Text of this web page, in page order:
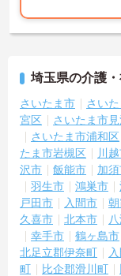
埼玉県の介護
さいたま市 さい
宮区
さいたま市
さいたま市浦和区
たま市岩槻区
川
沢市
飯能市 加
羽生市
鴻巣市
戸田市
入間市
久喜市
北本市
幸手市
鶴ヶ島市
北足立郡伊奈町
町
比企郡滑川町